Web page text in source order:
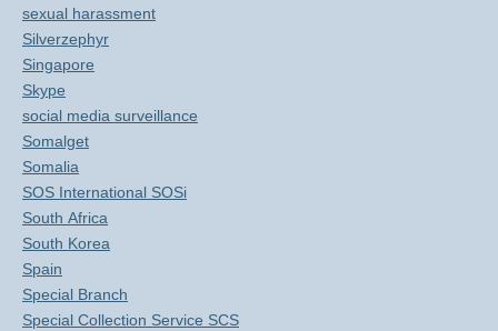
sexual harassment
Silverzephyr
Singapore
Skype
social media surveillance
Somalget
Somalia
SOS International SOSi
South Africa
South Korea
Spain
Special Branch
Special Collection Service SCS